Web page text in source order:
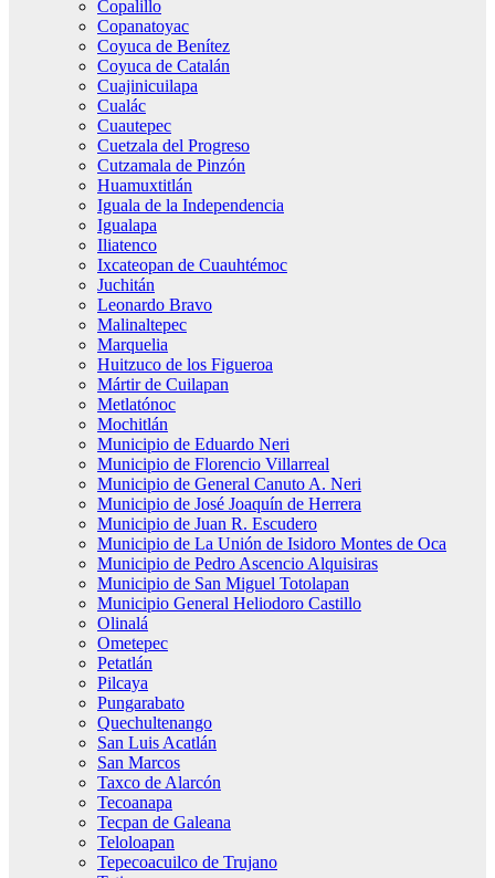
Copalillo
Copanatoyac
Coyuca de Benítez
Coyuca de Catalán
Cuajinicuilapa
Cualác
Cuautepec
Cuetzala del Progreso
Cutzamala de Pinzón
Huamuxtitlán
Iguala de la Independencia
Igualapa
Iliatenco
Ixcateopan de Cuauhtémoc
Juchitán
Leonardo Bravo
Malinaltepec
Marquelia
Huitzuco de los Figueroa
Mártir de Cuilapan
Metlatónoc
Mochitlán
Municipio de Eduardo Neri
Municipio de Florencio Villarreal
Municipio de General Canuto A. Neri
Municipio de José Joaquín de Herrera
Municipio de Juan R. Escudero
Municipio de La Unión de Isidoro Montes de Oca
Municipio de Pedro Ascencio Alquisiras
Municipio de San Miguel Totolapan
Municipio General Heliodoro Castillo
Olinalá
Ometepec
Petatlán
Pilcaya
Pungarabato
Quechultenango
San Luis Acatlán
San Marcos
Taxco de Alarcón
Tecoanapa
Tecpan de Galeana
Teloloapan
Tepecoacuilco de Trujano